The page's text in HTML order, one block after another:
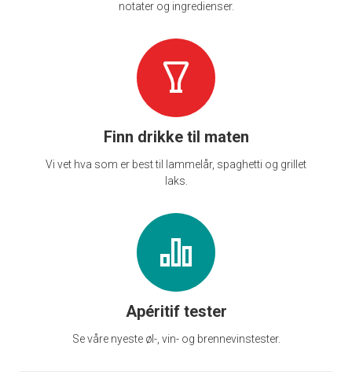
notater og ingredienser.
Finn drikke til maten
Vi vet hva som er best til lammelår, spaghetti og grillet
laks.
Apéritif tester
Se våre nyeste øl-, vin- og brennevinstester.